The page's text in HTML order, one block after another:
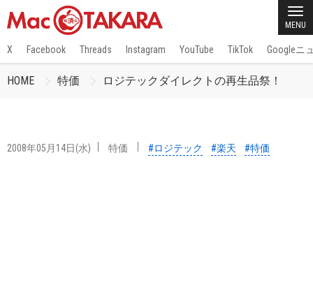
MENU
X Facebook Threads Instagram YouTube TikTok Googleニ
HOME 特価 ロジテックダイレクトの再生品祭！
2008年05月14日(水) 特価 #ロジテック #楽天 #特価